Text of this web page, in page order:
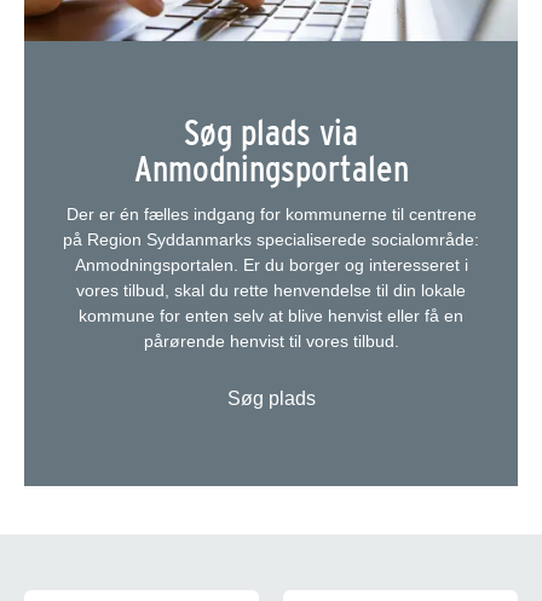
Søg plads via
Anmodningsportalen
Der er én fælles indgang for kommunerne til centrene
på Region Syddanmarks specialiserede socialområde:
Anmodningsportalen. Er du borger og interesseret i
vores tilbud, skal du rette henvendelse til din lokale
kommune for enten selv at blive henvist eller få en
pårørende henvist til vores tilbud.
Søg plads